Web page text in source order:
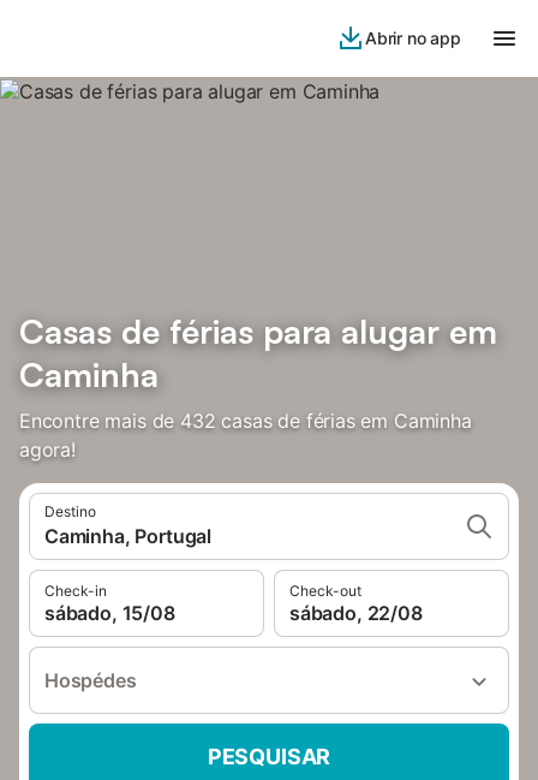
Abrir no app
Casas de férias para alugar em
Caminha
Encontre mais de 432 casas de férias em Caminha
agora!
Destino
Caminha, Portugal
Check-in
sábado, 15/08
Check-out
sábado, 22/08
Hospédes
PESQUISAR